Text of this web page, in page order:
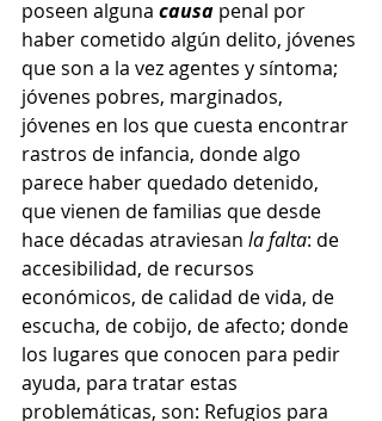
poseen alguna causa penal por
haber cometido algún delito, jóvenes
que son a la vez agentes y síntoma;
jóvenes pobres, marginados,
jóvenes en los que cuesta encontrar
rastros de infancia, donde algo
parece haber quedado detenido,
que vienen de familias que desde
hace décadas atraviesan la falta: de
accesibilidad, de recursos
económicos, de calidad de vida, de
escucha, de cobijo, de afecto; donde
los lugares que conocen para pedir
ayuda, para tratar estas
problemáticas, son: Refugios para